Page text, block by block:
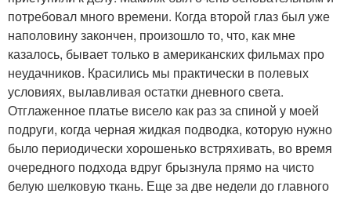
потребовал много времени. Когда второй глаз был уже
наполовину закончен, произошло то, что, как мне
казалось, бывает только в американских фильмах про
неудачников. Красились мы практически в полевых
условиях, вылавливая остатки дневного света.
Отглаженное платье висело как раз за спиной у моей
подруги, когда черная жидкая подводка, которую нужно
было периодически хорошенько встряхивать, во время
очередного подхода вдруг брызнула прямо на чисто
белую шелковую ткань. Еще за две недели до главного